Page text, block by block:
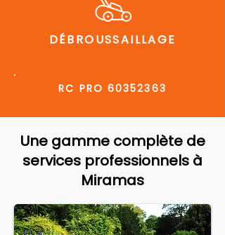
DÉBROUSSAILLAGE
RC PRO 60352363
Une gamme complète de
services professionnels à
Miramas